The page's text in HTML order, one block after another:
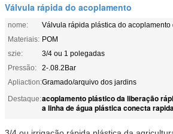
Válvula rápida do acoplamento
nome:
Válvula rápida plástica do
Materiais: POM
szie:
3/4 ou 1 polegadas
Pressão:
2-.08.2Bar
Apliaction:Gramado/arquivo dos jardins
Destaque:acoplamento plástico da liberação
a linha de água plástica conecta